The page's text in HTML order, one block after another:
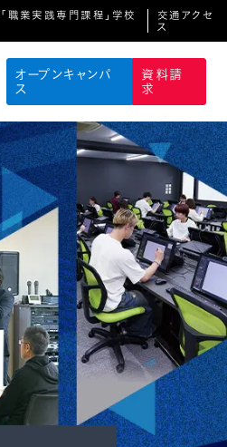
職業実践専門課程」学校
交通アクセ
ス
オープンキャンパ
ス
資料請
求